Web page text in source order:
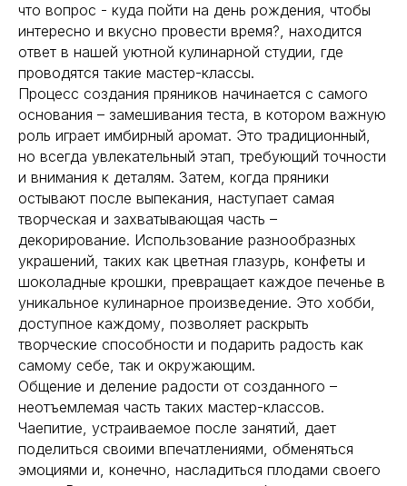
что вопрос - куда пойти на день рождения, чтобы
интересно и вкусно провести время?, находится
ответ в нашей уютной кулинарной студии, где
проводятся такие мастер-классы.
Процесс создания пряников начинается с самого
основания – замешивания теста, в котором важную
роль играет имбирный аромат. Это традиционный,
но всегда увлекательный этап, требующий точности
и внимания к деталям. Затем, когда пряники
остывают после выпекания, наступает самая
творческая и захватывающая часть –
декорирование. Использование разнообразных
украшений, таких как цветная глазурь, конфеты и
шоколадные крошки, превращает каждое печенье в
уникальное кулинарное произведение. Это хобби,
доступное каждому, позволяет раскрыть
творческие способности и подарить радость как
самому себе, так и окружающим.
Общение и деление радости от созданного –
неотъемлемая часть таких мастер-классов.
Чаепитие, устраиваемое после занятий, дает
поделиться своими впечатлениями, обменяться
эмоциями и, конечно, насладиться плодами своего